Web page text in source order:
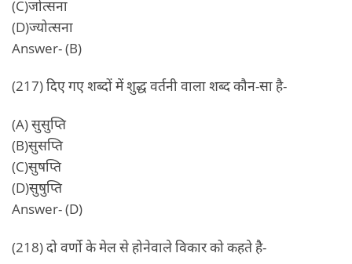
(C)जोत्सना
(D)ज्योत्सना
Answer- (B)
(217) दिए गए शब्दों में शुद्ध वर्तनी वाला शब्द कौन-सा है-
(A) सुसुप्ति
(B)सुसप्ति
(C)सुषप्ति
(D)सुषुप्ति
Answer- (D)
(218) दो वर्णो के मेल से होनेवाले विकार को कहते है-